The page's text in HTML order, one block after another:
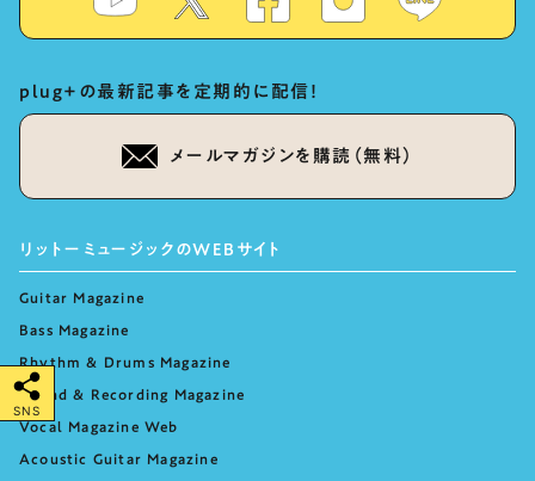
plug+の最新記事を定期的に配信！
メールマガジンを購読（無料）
リットーミュージックのWEBサイト
Guitar Magazine
Bass Magazine
Rhythm & Drums Magazine
Sound & Recording Magazine
Vocal Magazine Web
Acoustic Guitar Magazine
SNS